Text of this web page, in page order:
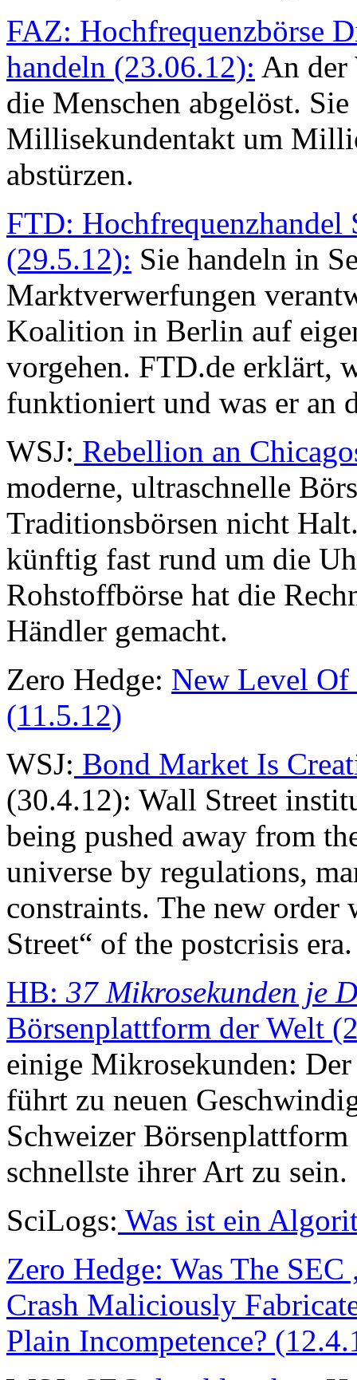
FAZ: Hochfrequenzbörse
handeln (23.06.12): An der
die Menschen abgelöst.
Millisekundentakt um
abstürzen.
FTD: Hochfrequenzhandel
(29.5.12): Sie handeln in
Marktverwerfungen
Koalition in Berlin auf
vorgehen. FTD.de erklärt,
funktioniert und was er an
WSJ: Rebellion an
moderne, ultraschnelle
Traditionsbörsen nicht
künftig fast rund um die
Rohstoffbörse hat die
Händler gemacht.
Zero Hedge: New Level
(11.5.12)
WSJ: Bond Market Is
(30.4.12): Wall Street
being pushed away from
universe by regulations,
constraints. The new order
Street“ of the postcrisis era.
HB: 37 Mikrosekunden je
Börsenplattform der Welt
einige Mikrosekunden:
führt zu neuen
Schweizer
schnellste ihrer Art zu sein.
SciLogs: Was ist ein
Zero Hedge: Was The
Crash Maliciously
Plain Incompetence?